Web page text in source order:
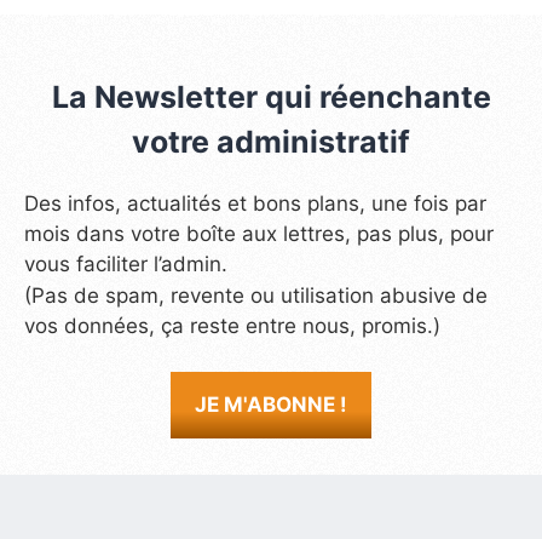
La Newsletter qui réenchante
votre administratif
Des infos, actualités et bons plans, une fois par
mois dans votre boîte aux lettres, pas plus, pour
vous faciliter l’admin.
(Pas de spam, revente ou utilisation abusive de
vos données, ça reste entre nous, promis.)
JE M'ABONNE !